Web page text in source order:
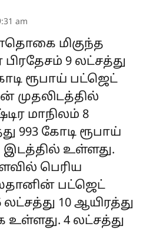
am
மிகுந்த
9 லட்சத்து
ரூபாய் பட்ஜெட்
முதலிடத்தில்
மாநிலம் 8
993 கோடி ரூபாய்
இடத்தில் உள்ளது.
பெரிய
பட்ஜெட்
10 ஆயிரத்து
உள்ளது. 4 லட்சத்து